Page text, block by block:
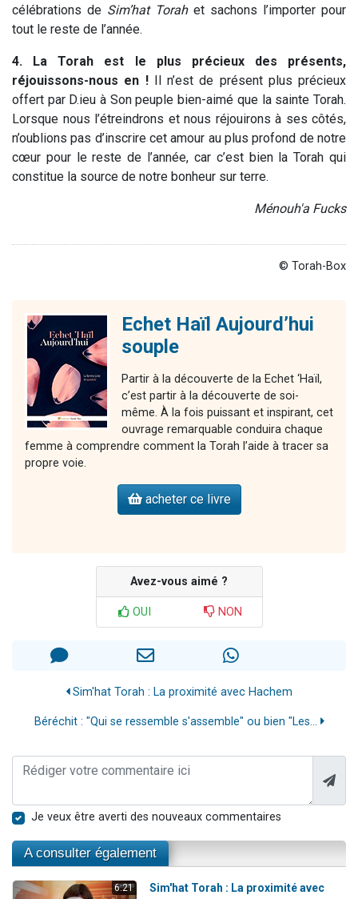
célébrations de Sim’hat Torahet sachons l’importer pour
tout le reste de l’année.
4. La Torah est le plus précieux des présents,
réjouissons-nous en !Il n’est de présent plus précieux
offert par D.ieu à Son peuple bien-aimé que la sainte Torah.
Lorsque nous l’étreindrons et nous réjouirons à ses côtés,
n’oublions pas d’inscrire cet amour au plus profond de notre
cœur pour le reste de l’année, car c’est bien la Torah qui
constitue la source de notre bonheur sur terre.
Ménouh'a Fucks
© Torah-Box
Echet Haïl Aujourd’hui
souple
Partir à la découverte de la Echet ‘Haïl,
c’est partir à la découverte de soi-
même. À la fois puissant et inspirant, cet
ouvrage remarquable conduira chaque
femme à comprendre comment la Torah l’aide à tracer sa
propre voie.
acheter ce livre
Avez-vous aimé ?
OUI NON
Sim'hat Torah : La proximité avec Hachem
Béréchit : "Qui se ressemble s'assemble" ou bien "Les...
Je veux être averti des nouveaux commentaires
A consulter également
6:21
Sim'hat Torah : La proximité avec